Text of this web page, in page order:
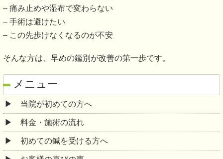
– 痛み止めや湿布で変わらない
– 手術は避けたい
– この先歩けなくなるのが不安
そんな方は、早めの鑑別が改善の第一歩です。
メニュー
当院が初めての方へ
料金・施術の流れ
初めての鍼を受ける方へ